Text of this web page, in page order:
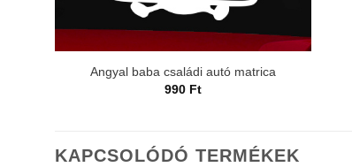
Angyal baba családi autó matrica
990 Ft
KAPCSOLÓDÓ TERMÉKEK